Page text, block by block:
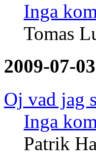
Inga
Tomas
2009-07-03
Oj vad jag
Inga
Patrik